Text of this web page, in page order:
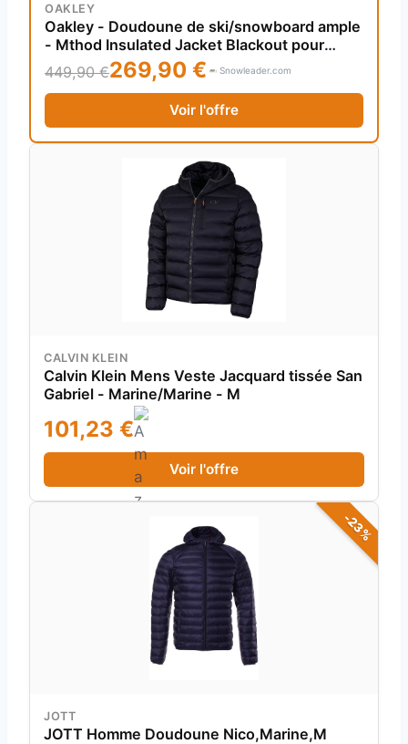
OAKLEY
Oakley - Doudoune de ski/snowboard ample
- Mthod Insulated Jacket Blackout pour
Homme en Nylon - Taille L - Noir
449,90 €269,90 € Snowleader.com
Voir l'offre
CALVIN KLEIN
Calvin Klein Mens Veste Jacquard tissée San
Gabriel - Marine/Marine - M
101,23 €
Voir l'offre
-23%
JOTT
JOTT Homme Doudoune Nico,Marine,M